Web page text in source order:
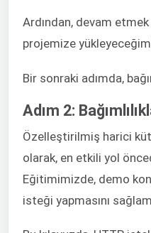
Ardından, devam etmek
projemize
Bir sonraki adımda,
Adım 2:
Özelleştirilmiş harici
olarak, en etkili yol
Eğitimimizde, demo
isteği yapmasını